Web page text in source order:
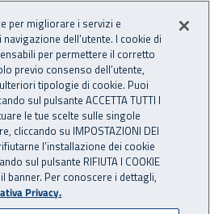
Nazionale
Apri cerca
principale
in:
per migliorare i servizi e
dell’utente. I cookie di
per permettere il corretto
previo consenso dell’utente,
tipologie di cookie. Puoi
sul pulsante ACCETTA TUTTI I
le tue scelte sulle singole
cliccando su IMPOSTAZIONI DEI
l’installazione dei cookie
sul pulsante RIFIUTA I COOKIE
banner. Per conoscere i dettagli,
Privacy.